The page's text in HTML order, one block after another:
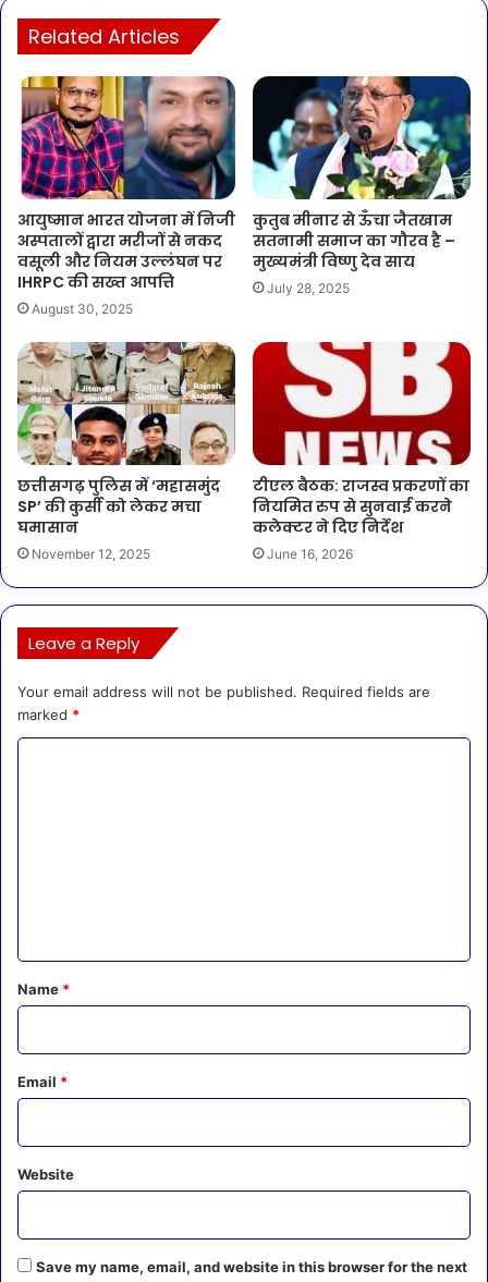
Related Articles
आयुष्मान भारत योजना में निजी
अस्पतालों द्वारा मरीजों से नकद
वसूली और नियम उल्लंघन पर
IHRPC की सख्त आपत्ति
August 30, 2025
कुतुब मीनार से ऊँचा जैतखाम
सतनामी समाज का गौरव है –
मुख्यमंत्री विष्णु देव साय
July 28, 2025
छत्तीसगढ़ पुलिस में ‘महासमुंद
SP’ की कुर्सी को लेकर मचा
घमासान
November 12, 2025
टीएल बैठक: राजस्व प्रकरणों का
नियमित रुप से सुनवाई करने
कलेक्टर ने दिए निर्देश
June 16, 2026
Leave a Reply
Your email address will not be published. Required fields are
marked *
*
Name *
Email *
Website
Save my name, email, and website in this browser for the next